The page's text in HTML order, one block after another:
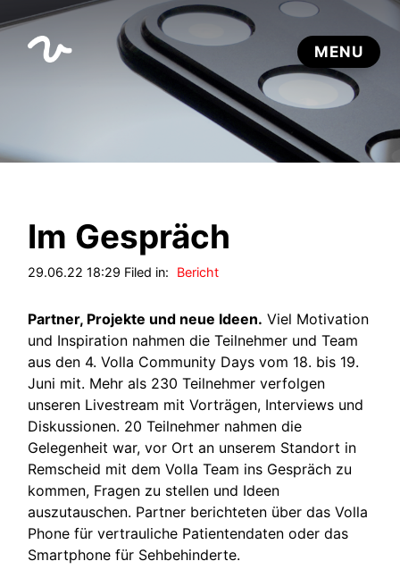
Im Gespräch
29.06.22 18:29 Filed in: Bericht
Partner, Projekte und neue Ideen. Viel Motivation
und Inspiration nahmen die Teilnehmer und Team
aus den 4. Volla Community Days vom 18. bis 19.
Juni mit. Mehr als 230 Teilnehmer verfolgen
unseren Livestream mit Vorträgen, Interviews und
Diskussionen. 20 Teilnehmer nahmen die
Gelegenheit war, vor Ort an unserem Standort in
Remscheid mit dem Volla Team ins Gespräch zu
kommen, Fragen zu stellen und Ideen
auszutauschen. Partner berichteten über das Volla
Phone für vertrauliche Patientendaten oder das
Smartphone für Sehbehinderte.